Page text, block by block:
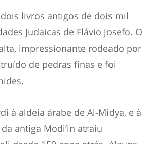
livros antigos de dois mil
Judaicas de Flávio Josefo. O
impressionante rodeado por
de pedras finas e foi
à aldeia árabe de Al-Midya, e à
antiga Modi’in atraiu